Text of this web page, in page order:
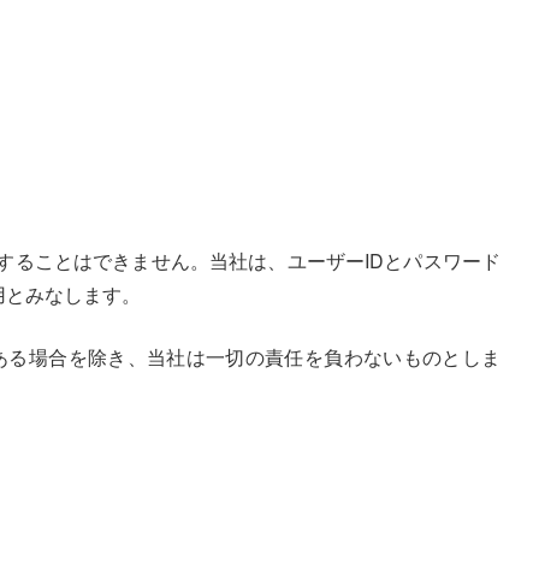
ことはできません。当社は、ユーザーIDとパスワード
みなします。
場合を除き、当社は一切の責任を負わないものとしま